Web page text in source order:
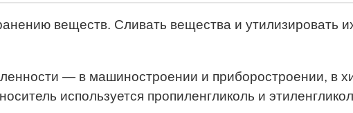
веществ. Сливать вещества и утилизировать
— в машиностроении и приборостроении, в
используется пропиленгликоль и